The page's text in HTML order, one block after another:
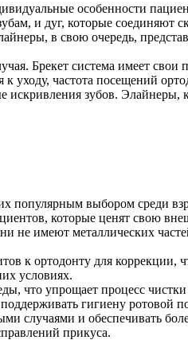
особенности
и дуг, которые
в свою очередь,
Брекет система имеет
к уходу, частота посещений
зубов.
популярным выбором среди
которые ценят свою
не имеют металлических
к ортодонту для
условиях.
что упрощает процесс
гигиену ротовой
случаями и обеспечивать
прикуса.